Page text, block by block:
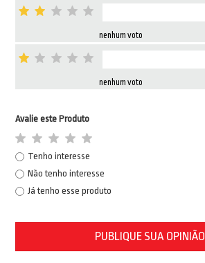
nenhum voto
nenhum voto
Avalie este Produto
Tenho interesse
Não tenho interesse
Já tenho esse produto
PUBLIQUE SUA OPINIÃO